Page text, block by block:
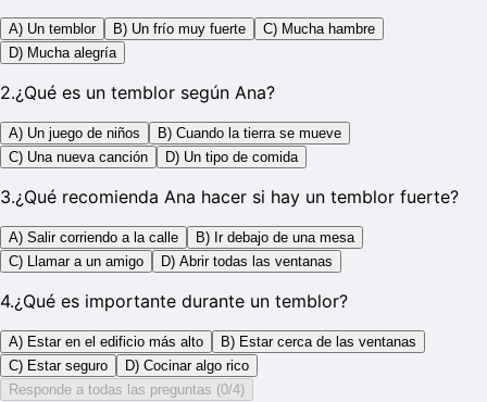
A) Un temblor B) Un frío muy fuerte
C) Mucha hambre
D) Mucha alegría
2.¿Qué es un temblor según Ana?
A) Un juego de niños
B) Cuando la tierra se mueve
C) Una nueva canción
D) Un tipo de comida
3.¿Qué recomienda Ana hacer si hay un temblor fuerte?
A) Salir corriendo a la calle
B) Ir debajo de una mesa
C) Llamar a un amigo
D) Abrir todas las ventanas
4.¿Qué es importante durante un temblor?
A) Estar en el edificio más alto
B) Estar cerca de las ventanas
C) Estar seguro
D) Cocinar algo rico
Responde a todas las preguntas (0/4)